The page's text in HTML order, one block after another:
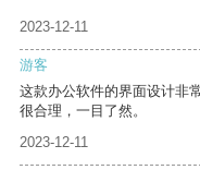
2023-12-11
游客
这款办公软件的界面设计非
很合理，一目了然。
2023-12-11